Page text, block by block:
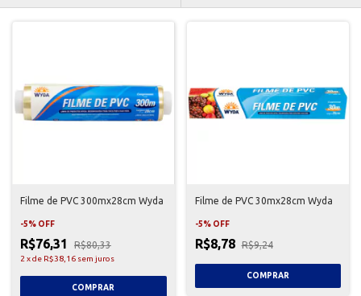
Filme de PVC 300mx28cm Wyda
-5% OFF
R$76,31 R$80,33
2 xde R$38,16 sem juros
Filme de PVC 30mx28cm Wyda
-5% OFF
R$8,78 R$9,24